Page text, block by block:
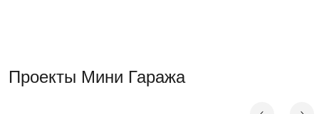
выбрать любой тип крыши, причем каркас может быть
Проекты Мини Гаража